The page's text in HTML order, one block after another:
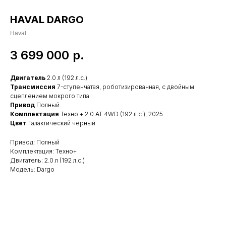
HAVAL DARGO
Haval
3 699 000 р.
Двигатель 2.0 л (192 л.с.)
Трансмиссия 7-ступенчатая, роботизированная, с двойным
сцеплением мокрого типа
Привод Полный
Комплектация Техно + 2.0 АТ 4WD (192 л.с.), 2025
Цвет Галактический черный
Привод: Полный
Комплектация: Техно+
Двигатель: 2.0 л (192 л.с.)
Модель: Dargo